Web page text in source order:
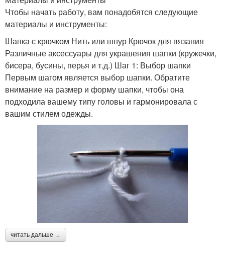
Чтобы начать работу, вам понадобятся следующие
материалы и инструменты:
Шапка с крючком Нить или шнур Крючок для вязания
Различные аксессуары для украшения шапки (кружечки,
бисера, бусины, перья и т.д.) Шаг 1: Выбор шапки
Первым шагом является выбор шапки. Обратите
внимание на размер и форму шапки, чтобы она
подходила вашему типу головы и гармонировала с
вашим стилем одежды.
читать дальше →